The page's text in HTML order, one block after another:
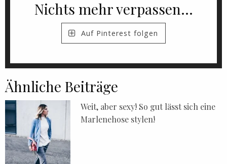
Nichts mehr verpassen...
Auf Pinterest folgen
Ähnliche Beiträge
Weit, aber sexy! So gut lässt sich eine
Marlenehose stylen!